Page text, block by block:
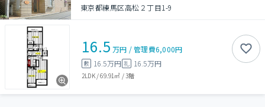
東京都練馬区高松２丁目1-9
16.5 万円 /管理費6,000円
敷 16.5万円 礼 16.5万円
2LDK/69.91㎡ /3階